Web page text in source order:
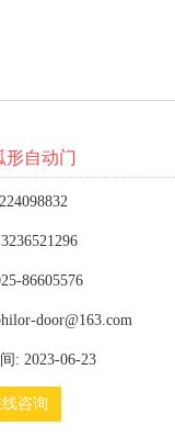
形自动门
86605576
door@163.com
: 2023-06-23
咨询